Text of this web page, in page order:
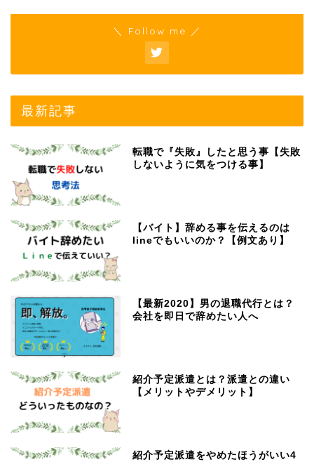
＼ Follow me ／
最新記事
転職で『失敗』したと思う事【失敗
しないように気をつける事】
【バイト】辞める事を伝えるのは
lineでもいいのか？【例文あり】
【最新2020】男の退職代行とは？
会社を即日で辞めたい人へ
紹介予定派遣とは？派遣との違い
【メリットやデメリット】
紹介予定派遣をやめたほうがいい4